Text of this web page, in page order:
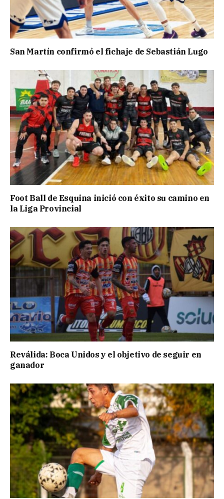
San Martín confirmó el fichaje de Sebastián Lugo
Foot Ball de Esquina inició con éxito su camino en
la Liga Provincial
Reválida: Boca Unidos y el objetivo de seguir en
ganador